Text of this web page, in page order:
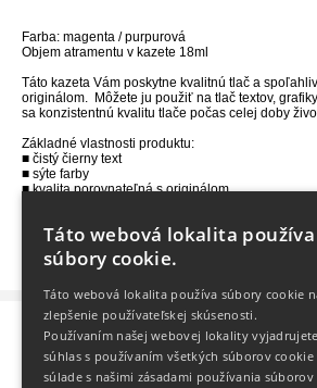
Farba: magenta / purpurová
Objem atramentu v kazete 18ml
Táto kazeta Vám poskytne kvalitnú tlač a
originálom. Môžete ju použiť na tlač textov,
sa konzistentnú kvalitu tlače počas celej doby
Základné vlastnosti produktu:
■ čistý čierny text
■ sýte farby
■ kvalita porovnateľná s originálom
Záruka 36 mesiacov!
Informácie
onlineToner
Táto webová lokalita používa
súbory cookie.
Táto webová lokalita používa súbory cookie
zlepšenie používateľskej skúsenosti.
Používaním našej webovej lokality vyjadrujete
súhlas s používaním všetkých súborov cookie
súlade s našimi zásadami používania súborov